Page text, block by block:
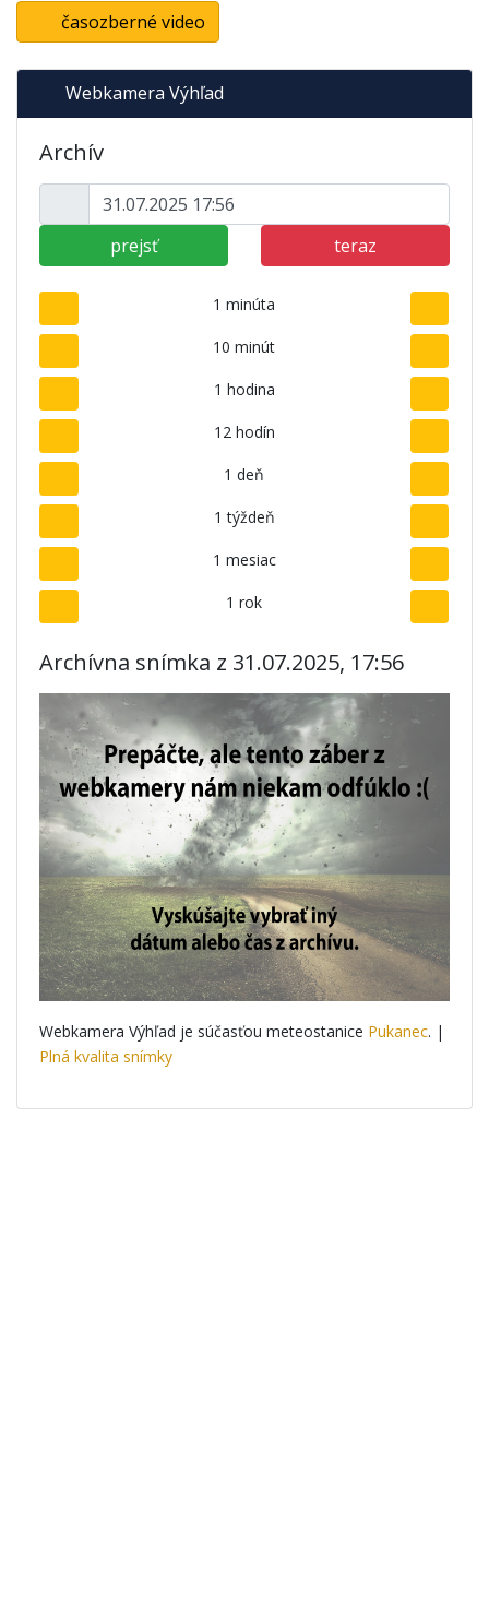
časozberné video
Webkamera Výhľad
Archív
prejsť teraz
1 minúta
10 minút
1 hodina
12 hodín
1 deň
1 týždeň
1 mesiac
1 rok
Archívna snímka z 31.07.2025, 17:56
Webkamera Výhľad je súčasťou meteostanice Pukanec. |
Plná kvalita snímky